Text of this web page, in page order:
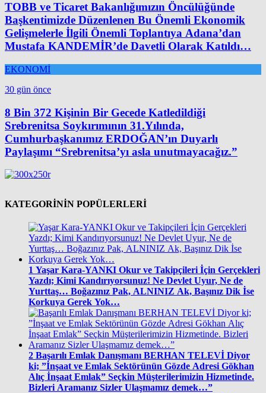
TOBB ve Ticaret Bakanlığımızın Öncülüğünde
Başkentimizde Düzenlenen Bu Önemli Ekonomik
Gelişmelerle İlgili Önemli Toplantıya Adana’dan
Mustafa KANDEMİR’de Davetli Olarak Katıldı…
EKONOMİ
30 gün önce
8 Bin 372 Kişinin Bir Gecede Katledildiği
Srebrenitsa Soykırımının 31.Yılında,
Cumhurbaşkanımız ERDOĞAN’ın Duyarlı
Paylaşımı “Srebrenitsa’yı asla unutmayacağız.”
KATEGORİNİN POPÜLERLERİ
1 Yaşar Kara-YANKI Okur ve Takipçileri İçin Gerçekleri
Yazdı; Kimi Kandırıyorsunuz! Ne Devlet Uyur, Ne de
Yurttaş… Boğazınız Pak, ALNINIZ Ak, Başınız Dik İse
Korkuya Gerek Yok…
2 Başarılı Emlak Danışmanı BERHAN TELEVİ Diyor
ki; ”İnşaat ve Emlak Sektörünün Gözde Adresi Gökhan
Alıç İnşaat Emlak” Seçkin Müşterilerimizin Hizmetinde.
Bizleri Aramanız Sizler Ulaşmamız demek…”